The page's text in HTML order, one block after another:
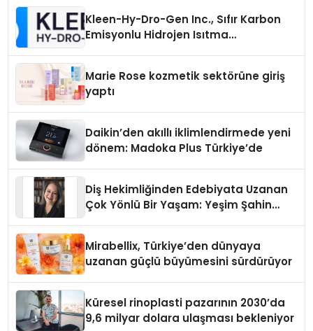
Kleen-Hy-Dro-Gen Inc., Sıfır Karbon
Emisyonlu Hidrojen Isıtma
Marie Rose kozmetik sektörüne giriş
yaptı
Daikin’den akıllı iklimlendirmede yeni
dönem: Madoka Plus Türkiye’de
Diş Hekimliğinden Edebiyata Uzanan
Çok Yönlü Bir Yaşam: Yeşim Şahin
Mirabellix, Türkiye’den dünyaya
uzanan güçlü büyümesini sürdürüyor
Küresel rinoplasti pazarının 2030’da
9,6 milyar dolara ulaşması bekleniyor